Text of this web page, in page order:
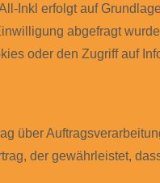
Inkl erfolgt auf
abgefragt
oder den Zugriff auf
über
der gewährleistet,